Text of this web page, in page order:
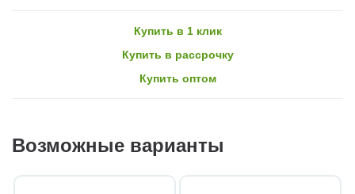
Купить в 1 клик
Купить в рассрочку
Купить оптом
Возможные варианты